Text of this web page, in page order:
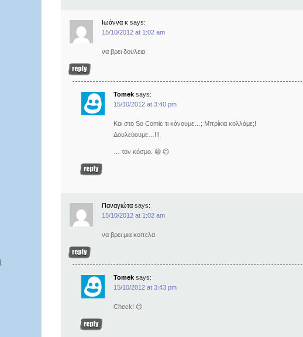
Ιωάννα κ says:
15/10/2012 at 1:02 am
να βρει δουλεια
Tomek says:
15/10/2012 at 3:40 pm
Και στο So Comic τι κάνουμε…; Μπρίκια κολλάμε;!
Δουλεύουμε…!!!
… τον κόσμο. 😀 😉
Παναγιώτα says:
15/10/2012 at 1:02 am
να βρει μια κοπελα
Tomek says:
15/10/2012 at 3:43 pm
Check! 😉